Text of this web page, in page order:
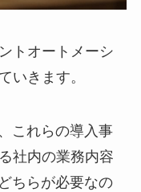
トオートメーシ
いきます。
これらの導入事
社内の業務内容
ちらが必要なの